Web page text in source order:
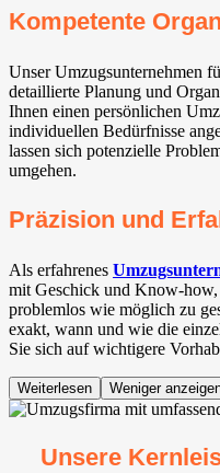
Kompetente
Unser Umzugsunternehmen
detaillierte Planung und
Ihnen einen persönlichen
individuellen Bedürfnisse
lassen sich potenzielle
umgehen.
Präzision und
Als erfahrenes
mit Geschick und Know-
problemlos wie möglich zu
exakt, wann und wie die
Sie sich auf wichtigere
Weiterlesen Weniger
Unsere